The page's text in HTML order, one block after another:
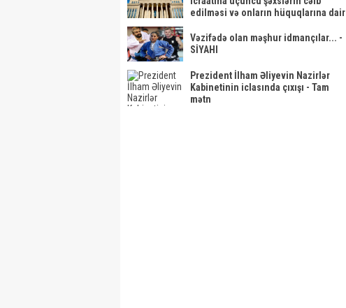
edilməsi və onların hüquqlarına dair
Vəzifədə olan məşhur idmançılar... -
SİYAHI
Prezident İlham Əliyevin Nazirlər
Kabinetinin iclasında çıxışı - Tam
mətn